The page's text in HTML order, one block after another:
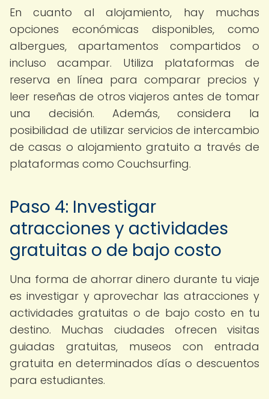
En cuanto al alojamiento, hay muchas
opciones económicas disponibles, como
albergues, apartamentos compartidos o
incluso acampar. Utiliza plataformas de
reserva en línea para comparar precios y
leer reseñas de otros viajeros antes de tomar
una decisión. Además, considera la
posibilidad de utilizar servicios de intercambio
de casas o alojamiento gratuito a través de
plataformas como Couchsurfing.
Paso 4: Investigar
atracciones y actividades
gratuitas o de bajo costo
Una forma de ahorrar dinero durante tu viaje
es investigar y aprovechar las atracciones y
actividades gratuitas o de bajo costo en tu
destino. Muchas ciudades ofrecen visitas
guiadas gratuitas, museos con entrada
gratuita en determinados días o descuentos
para estudiantes.